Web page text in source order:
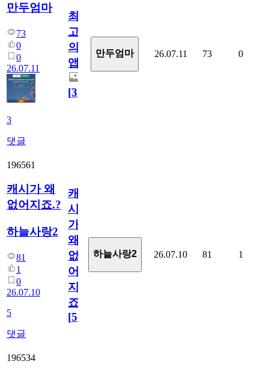
만두엄마
73
0
0
26.07.11
3
댓글
최
고
의
앱.
[3]
만두엄마 26.07.11 73 0
196561
캐시가 왜
없어지죠.?
하늘사랑2
81
1
0
26.07.10
5
댓글
캐
시
가
왜
없
어
지
죠.?
[5]
하늘사랑2 26.07.10 81 1
196534